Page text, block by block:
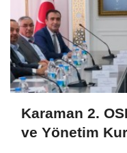
Karaman 2.
ve Yönetim